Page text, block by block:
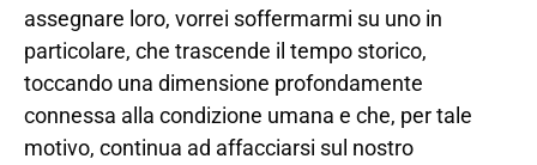
assegnare loro, vorrei soffermarmi su uno in
particolare, che trascende il tempo storico,
toccando una dimensione profondamente
connessa alla condizione umana e che, per tale
motivo, continua ad affacciarsi sul nostro